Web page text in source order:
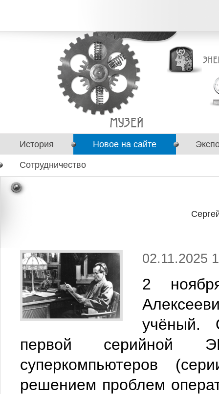
История Новое на сайте
Сотрудничество
02.11.2025
2
учёный.
первой серийной
суперкомпьютеров
решением проблем